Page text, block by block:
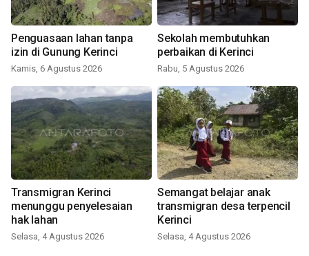
Penguasaan lahan tanpa
izin di Gunung Kerinci
Kamis, 6 Agustus 2026
Sekolah membutuhkan
perbaikan di Kerinci
Rabu, 5 Agustus 2026
Transmigran Kerinci
menunggu penyelesaian
hak lahan
Selasa, 4 Agustus 2026
Semangat belajar anak
transmigran desa terpencil
Kerinci
Selasa, 4 Agustus 2026